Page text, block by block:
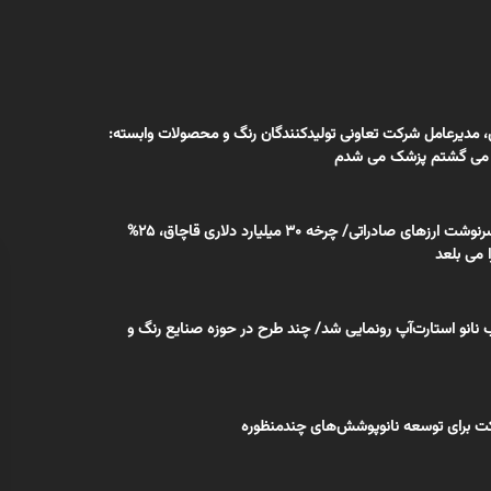
شرکت تعاونی تولیدکنندگان رنگ و محصولات وابسته:
می گشتم پزشک می شدم
آخرین جزئیات سرنوشت ارزهای صادراتی/ چرخه ۳۰ میلیارد دلاری قاچاق، ۲۵%
می بلعد
استارت‌آپ رونمایی شد/ چند طرح در حوزه صنایع رنگ و
برای توسعه نانوپوشش‌های چندمنظوره